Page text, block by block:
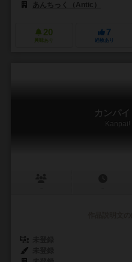
あんちっく（Antic）
20
興味あり
7
経験あり
カンパイ
Kanpai!